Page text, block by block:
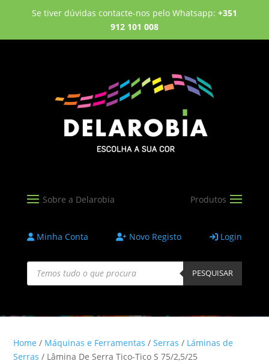
Se tiver dúvidas contacte-nos pelo Whatsapp: +351
912 101 008
Minha Conta Novo Registo Login
Products
search PESQUISAR
Home / Máquinas e Ferramentas /Serras / Láminas de
Serras / Lâmina De Serra Tico-Tico S 75/2,5/25